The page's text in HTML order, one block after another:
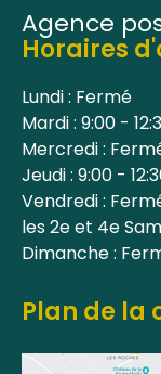
Agence
Horaires
Lundi : Fermé
Mardi : 9:00 -
Mercredi :
Jeudi : 9:00 -
Vendredi :
les 2e et 4e
Dimanche :
Plan de la